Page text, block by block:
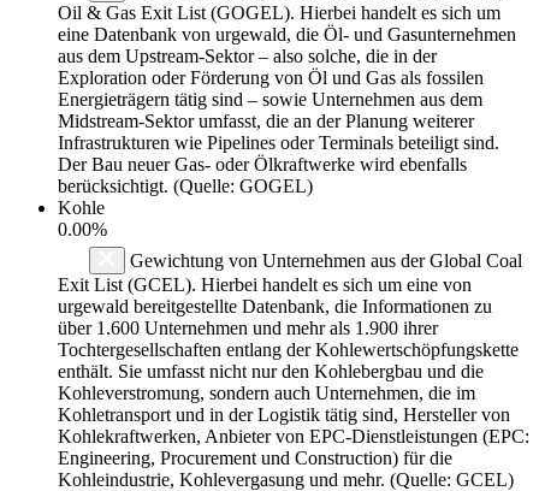
Oil & Gas Exit List (GOGEL). Hierbei handelt es sich um
eine Datenbank von urgewald, die Öl- und Gasunternehmen
aus dem Upstream-Sektor – also solche, die in der
Exploration oder Förderung von Öl und Gas als fossilen
Energieträgern tätig sind – sowie Unternehmen aus dem
Midstream-Sektor umfasst, die an der Planung weiterer
Infrastrukturen wie Pipelines oder Terminals beteiligt sind.
Der Bau neuer Gas- oder Ölkraftwerke wird ebenfalls
berücksichtigt. (Quelle: GOGEL)
Kohle
0.00%
Gewichtung von Unternehmen aus der Global Coal
Exit List (GCEL). Hierbei handelt es sich um eine von
urgewald bereitgestellte Datenbank, die Informationen zu
über 1.600 Unternehmen und mehr als 1.900 ihrer
Tochtergesellschaften entlang der Kohlewertschöpfungskette
enthält. Sie umfasst nicht nur den Kohlebergbau und die
Kohleverstromung, sondern auch Unternehmen, die im
Kohletransport und in der Logistik tätig sind, Hersteller von
Kohlekraftwerken, Anbieter von EPC-Dienstleistungen (EPC:
Engineering, Procurement und Construction) für die
Kohleindustrie, Kohlevergasung und mehr. (Quelle: GCEL)